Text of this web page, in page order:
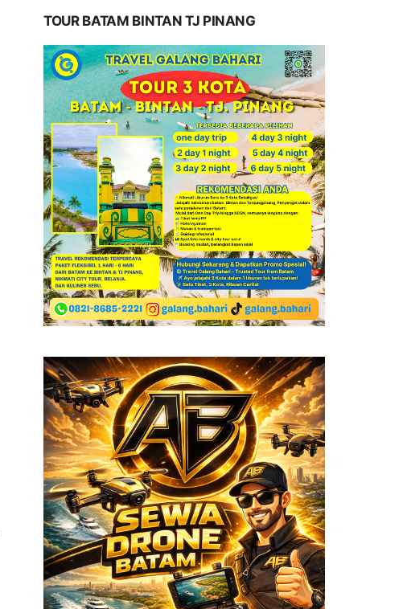
TOUR BATAM BINTAN TJ PINANG